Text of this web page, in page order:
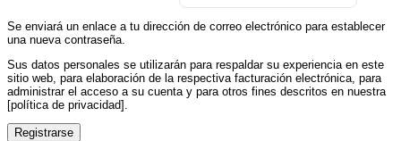
Se enviará un enlace a tu dirección de correo electrónico para establecer
una nueva contraseña.
Sus datos personales se utilizarán para respaldar su experiencia en este
sitio web, para elaboración de la respectiva facturación electrónica, para
administrar el acceso a su cuenta y para otros fines descritos en nuestra
[política de privacidad].
Registrarse